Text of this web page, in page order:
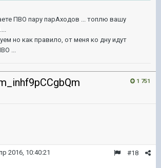
ПВО пару парАходов ... топлю вашу
но как правило, от меня ко дну идут
...
1 751
#18
2016, 10:40:21